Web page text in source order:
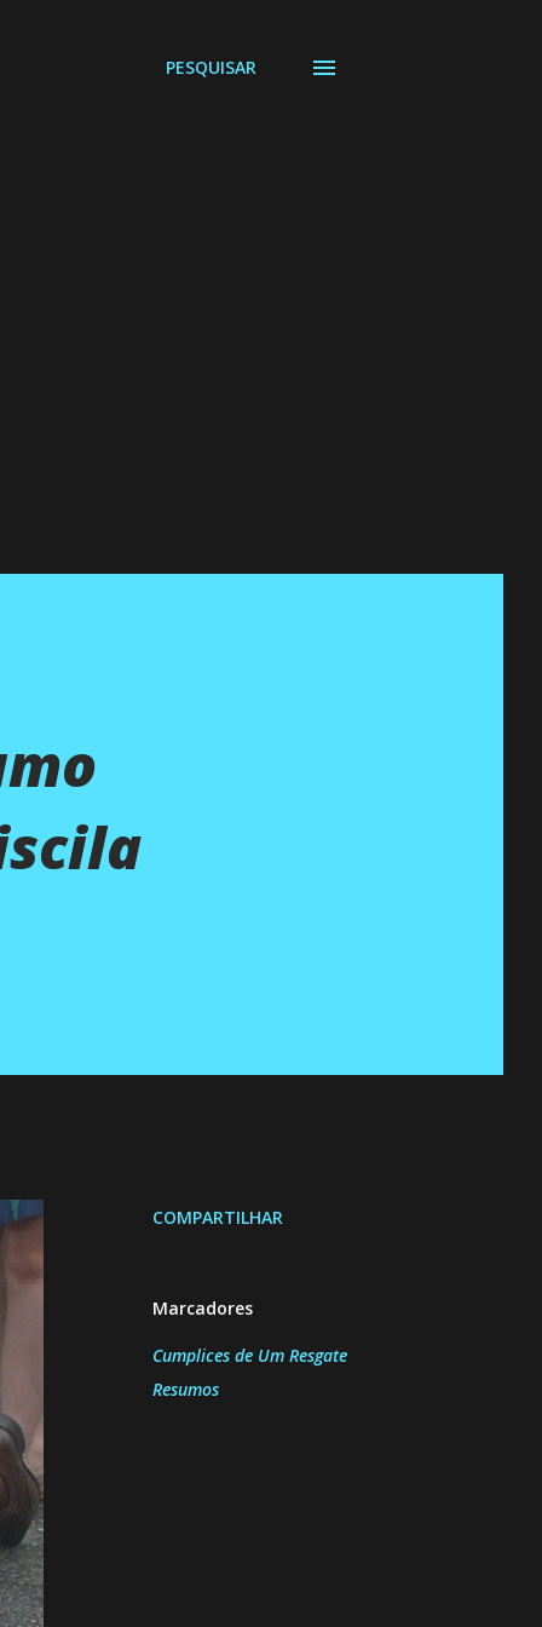
PESQUISAR
COMPARTILHAR
Marcadores
Cumplices de Um Resgate
Resumos